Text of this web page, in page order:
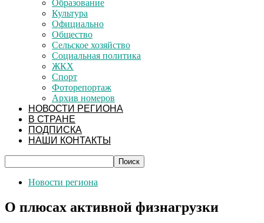
Образование
Культура
Официально
Общество
Сельское хозяйство
Социальная политика
ЖКХ
Спорт
Фоторепортаж
Архив номеров
НОВОСТИ РЕГИОНА
В СТРАНЕ
ПОДПИСКА
НАШИ КОНТАКТЫ
Новости региона
О плюсах активной физнагрузки